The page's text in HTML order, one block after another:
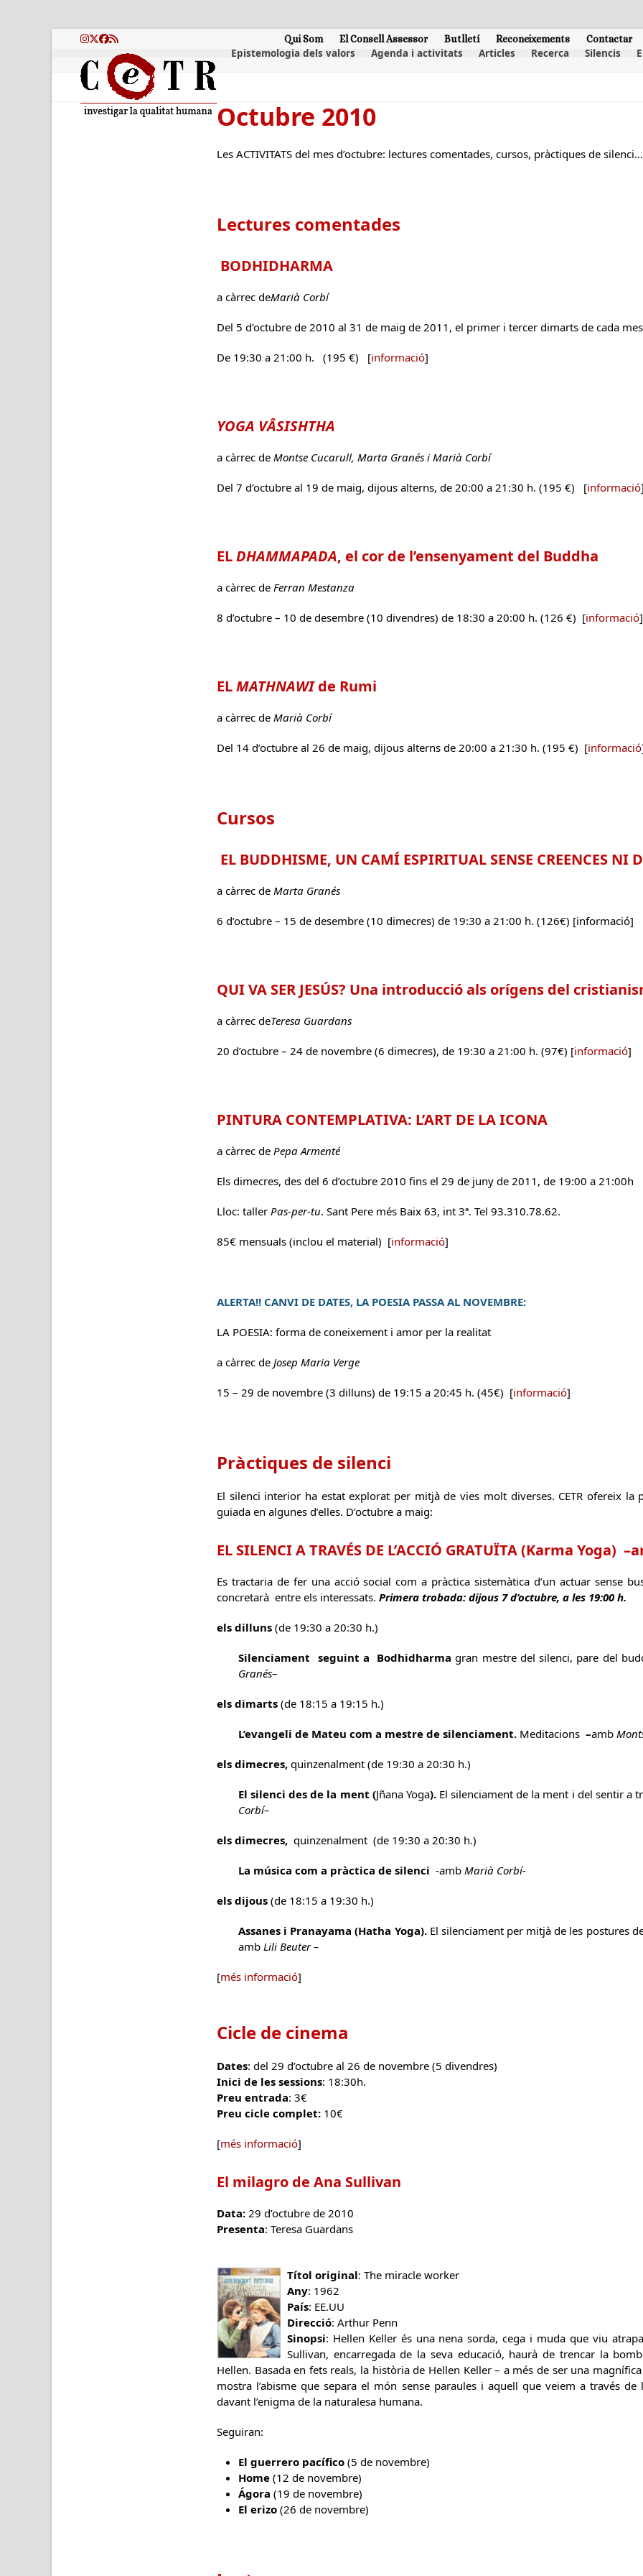
Instagram
Twitter
Facebook
RSS Qui Som El Consell Assessor Butlletí Reconeixements Contactar
Epistemologia dels valors Agenda i activitats Articles Recerca Silencis
Octubre 2010
Les ACTIVITATS del mes d’octubre: lectures comentades, cursos, pràctiques de
Lectures comentades
BODHIDHARMA
a càrrec deMarià Corbí
Del 5 d’octubre de 2010 al 31 de maig de 2011, el primer i tercer dimarts de cada
De 19:30 a 21:00 h. (195 €) [informació]
YOGA VÂSISHTHA
a càrrec de Montse Cucarull, Marta Granés i Marià Corbí
Del 7 d’octubre al 19 de maig, dijous alterns, de 20:00 a 21:30 h. (195 €) [informació
ELDHAMMAPADA, el cor de l’ensenyament del Buddha
a càrrec de Ferran Mestanza
8 d’octubre – 10 de desembre (10 divendres) de 18:30 a 20:00 h. (126 €) [informació]
ELMATHNAWIde Rumi
a càrrec de Marià Corbí
Del 14 d’octubre al 26 de maig, dijous alterns de 20:00 a 21:30 h. (195 €) [informació
Cursos
EL BUDDHISME, UN CAMÍ ESPIRITUAL SENSE CREENCES NI
a càrrec de Marta Granés
6 d’octubre – 15 de desembre (10 dimecres) de 19:30 a 21:00 h. (126€) [informació]
QUI VA SER JESÚS? Una introducció als orígens del
a càrrec deTeresa Guardans
20 d’octubre – 24 de novembre (6 dimecres), de 19:30 a 21:00 h. (97€) [informació]
PINTURA CONTEMPLATIVA: L’ART DE LA ICONA
a càrrec de Pepa Armenté
Els dimecres, des del 6 d’octubre 2010 fins el 29 de juny de 2011, de 19:00 a 21:00h
Lloc: taller Pas-per-tu. Sant Pere més Baix 63, int 3ª. Tel 93.310.78.62.
85€ mensuals (inclou el material) [informació]
ALERTA!! CANVI DE DATES, LA POESIA PASSA AL NOVEMBRE:
LA POESIA: forma de coneixement i amor per la realitat
a càrrec de Josep Maria Verge
15 – 29 de novembre (3 dilluns) de 19:15 a 20:45 h. (45€) [informació]
Pràctiques de silenci
El silenci interior ha estat explorat per mitjà de vies molt diverses. CETR ofereix la
guiada en algunes d’elles. D’octubre a maig:
EL SILENCI A TRAVÉS DE L’ACCIÓ GRATUÏTA (Karma Yoga) –
Es tractaria de fer una acció social com a pràctica sistemàtica d’un actuar sense
concretarà entre els interessats. Primera trobada: dijous 7 d’octubre, a les 19:00 h.
els dilluns (de 19:30 a 20:30 h.)
Silenciament seguint a Bodhidharmagran mestre del silenci, pare del
Granés–
els dimarts (de 18:15 a 19:15 h.)
L’evangeli de Mateu com a mestre de silenciament. Meditacions –amb
els dimecres, quinzenalment (de 19:30 a 20:30 h.)
El silenci des de la ment (Jñana Yoga). El silenciament de la ment i del sentir a
Corbí–
els dimecres, quinzenalment (de 19:30 a 20:30 h.)
La música com a pràctica de silenci -amb Marià Corbí-
els dijous (de 18:15 a 19:30 h.)
Assanes i Pranayama (Hatha Yoga). El silenciament per mitjà de les postures
amb Lili Beuter –
[més informació]
Cicle de cinema
Dates: del 29 d’octubre al 26 de novembre (5 divendres)
Inici de les sessions: 18:30h.
Preu entrada: 3€
Preu cicle complet: 10€
[més informació]
El milagro de Ana Sullivan
Data: 29 d’octubre de 2010
Presenta: Teresa Guardans
Títol original: The miracle worker
Any: 1962
País: EE.UU
Direcció: Arthur Penn
Sinopsi: Hellen Keller és una nena sorda, cega i muda que viu
Sullivan, encarregada de la seva educació, haurà de trencar la
Hellen. Basada en fets reals, la història de Hellen Keller – a més de ser una
mostra l’abisme que separa el món sense paraules i aquell que veiem a través
davant l’enigma de la naturalesa humana.
Seguiran:
El guerrero pacífico (5 de novembre)
Home (12 de novembre)
Ágora (19 de novembre)
El erizo (26 de novembre)